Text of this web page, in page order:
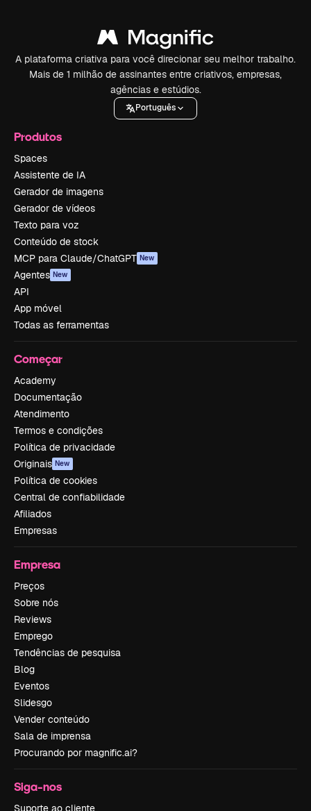
A plataforma criativa para você direcionar seu melhor trabalho.
Mais de 1 milhão de assinantes entre criativos, empresas,
agências e estúdios.
Português
Produtos
Spaces
Assistente de IA
Gerador de imagens
Gerador de vídeos
Texto para voz
Conteúdo de stock
MCP para Claude/ChatGPT New
Agentes New
API
App móvel
Todas as ferramentas
Começar
Academy
Documentação
Atendimento
Termos e condições
Política de privacidade
Originais New
Política de cookies
Central de confiabilidade
Afiliados
Empresas
Empresa
Preços
Sobre nós
Reviews
Emprego
Tendências de pesquisa
Blog
Eventos
Slidesgo
Vender conteúdo
Sala de imprensa
Procurando por magnific.ai?
Siga-nos
Suporte ao cliente